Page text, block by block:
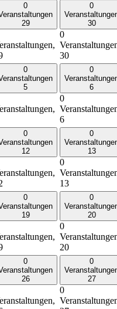
0
29
0
30
0
30
0
5
0
6
0
6
0
12
0
13
0
13
0
19
0
20
0
20
0
26
0
27
0